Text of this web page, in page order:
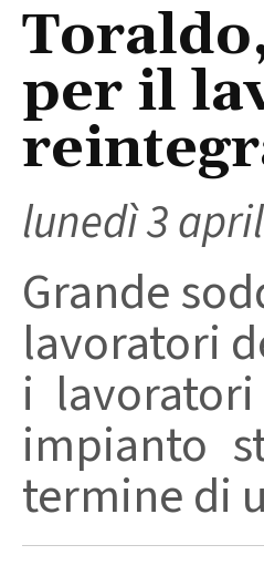
per il
lunedì 3
Grande
lavoratori
i
impianto
termine di